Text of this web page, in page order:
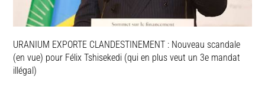
URANIUM EXPORTE CLANDESTINEMENT : Nouveau scandale
(en vue) pour Félix Tshisekedi (qui en plus veut un 3e mandat
illégal)